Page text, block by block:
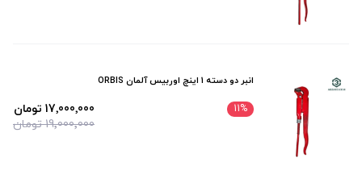
انبر دو دسته 1 اینچ اوربیس آلمان ORBIS
11%
19٬000٬000 تومان
17٬000٬000 تومان